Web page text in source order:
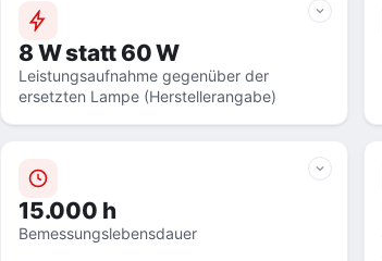
8 W statt 60 W
Leistungsaufnahme gegenüber der
ersetzten Lampe (Herstellerangabe)
15.000 h
Bemessungslebensdauer